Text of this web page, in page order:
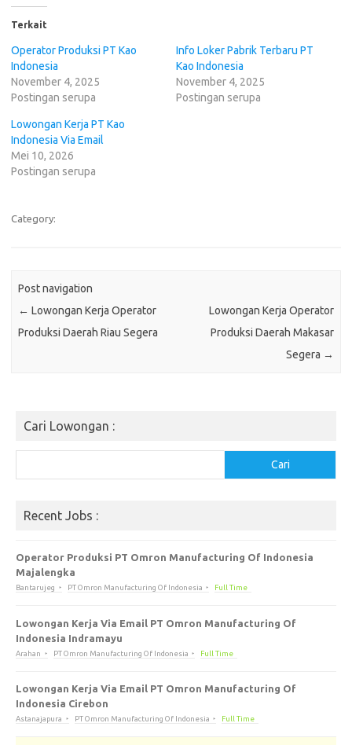
Terkait
Operator Produksi PT Kао
Indonesia
November 4, 2025
Postingan serupa
Info Loker Pabrik Terbaru PT
Kао Indonesia
November 4, 2025
Postingan serupa
Lowongan Kerja PT Kao
Indonesia Via Email
Mei 10, 2026
Postingan serupa
Category:
Post navigation
← Lowongan Kerja Operator
Produksi Daerah Riau Segera
Lowongan Kerja Operator
Produksi Daerah Makasar
Segera →
Cari Lowongan :
Cari
Recent Jobs :
Operator Produksi PT Omron Manufacturing Of Indonesia
Majalengka
Bantarujeg PT Omron Manufacturing Of Indonesia Full Time
Lowongan Kerja Via Email PT Omron Manufacturing Of
Indonesia Indramayu
Arahan PT Omron Manufacturing Of Indonesia Full Time
Lowongan Kerja Via Email PT Omron Manufacturing Of
Indonesia Cirebon
Astanajapura PT Omron Manufacturing Of Indonesia Full Time